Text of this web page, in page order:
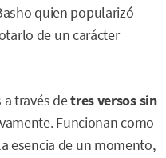
quien popularizó
de un carácter
través detres versos sin
Funcionan como
esencia de un momento,